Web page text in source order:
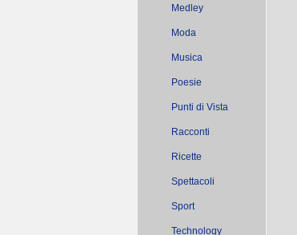
Medley
Moda
Musica
Poesie
Punti di Vista
Racconti
Ricette
Spettacoli
Sport
Technology